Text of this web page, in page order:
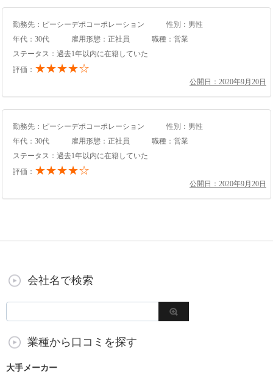
勤務先：ピーシーデポコーポレーション
性別：男性
年代：30代
雇用形態：正社員
職種：営業
ステータス：過去1年以内に在籍していた
評価： ★★★★☆
公開日：2020年9月20日
勤務先：ピーシーデポコーポレーション
性別：男性
年代：30代
雇用形態：正社員
職種：営業
ステータス：過去1年以内に在籍していた
評価： ★★★★☆
公開日：2020年9月20日
会社名で検索
業種から口コミを探す
大手メーカー